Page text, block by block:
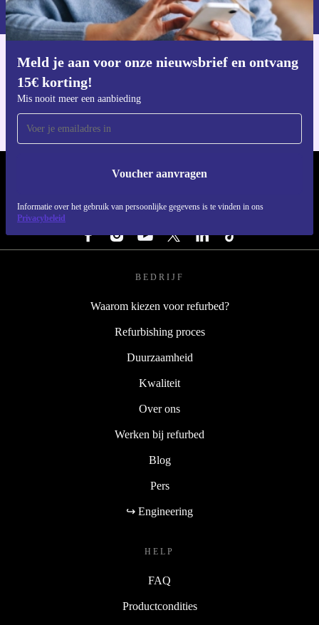
Meld je aan voor onze nieuwsbrief en ontvang
15€ korting!
Mis nooit meer een aanbieding
Voucher aanvragen
Informatie over het gebruik van persoonlijke gegevens is te vinden in ons
Privacybeleid
privacybeleid
Download de refurbed app
REFURBED NEDERLAND - RETHINK NEW.
VOLG ONS
BEDRIJF
Waarom kiezen voor refurbed?
Refurbishing proces
Duurzaamheid
Kwaliteit
Over ons
Werken bij refurbed
Blog
Pers
↪ Engineering
HELP
FAQ
Productcondities